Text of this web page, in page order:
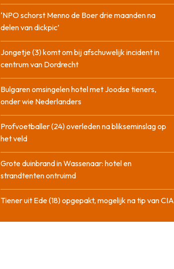
‘NPO schorst Menno de Boer drie maanden na
delen van dickpic’
Jongetje (3) komt om bij afschuwelijk incident in
centrum van Dordrecht
Bulgaren omsingelen hotel met Joodse tieners,
onder wie Nederlanders
Profvoetballer (24) overleden na blikseminslag op
het veld
Grote duinbrand in Wassenaar: hotel en
strandtenten ontruimd
Tiener uit Ede (18) opgepakt, mogelijk na tip van CIA